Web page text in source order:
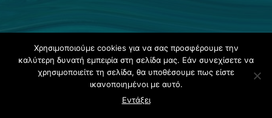
Χρησιμοποιούμε cookies για να σας προσφέρουμε την
καλύτερη δυνατή εμπειρία στη σελίδα μας. Εάν συνεχίσετε να
χρησιμοποιείτε τη σελίδα, θα υποθέσουμε πως είστε
ικανοποιημένοι με αυτό.
Εντάξει